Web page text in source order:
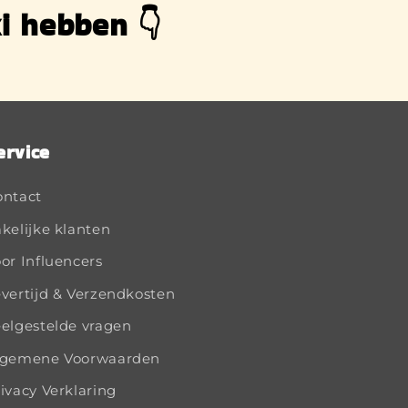
👇
klanten
Influencers
& Verzendkosten
vragen
Voorwaarden
Verklaring